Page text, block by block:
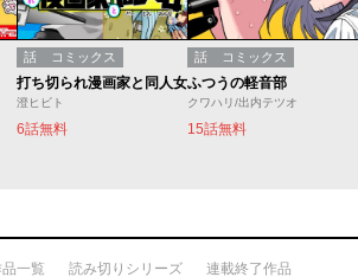
話 コミックス
打ち切られ漫画家と同人女
澄ヒビト
6話無料
話 コミックス
ふつうの軽音部
クワハリ/出内テツオ
15話無料
一覧 読み切りシリーズ 連載終了作品